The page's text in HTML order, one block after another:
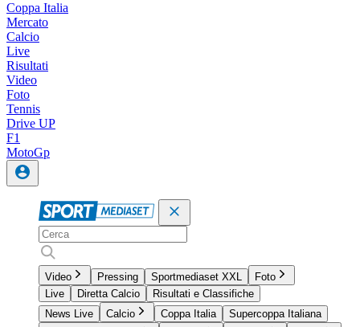
Coppa Italia
Mercato
Calcio
Live
Risultati
Video
Foto
Tennis
Drive UP
F1
MotoGp
Video Pressing Sportmediaset XXL
Foto
Live
Diretta Calcio
Risultati e Classifiche
News Live
Calcio Coppa Italia
Supercoppa Italiana